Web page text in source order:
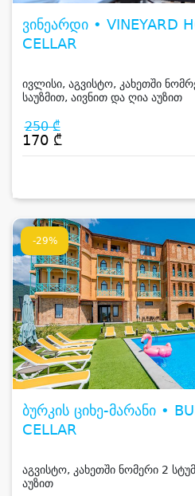
ვინეარდი • VINEYARD
CELLAR
ივლისი, აგვისტო, კახეთში
საუზმით, აივნით და ღია აუზით
250 ₾
170 ₾
-29%
ბურკის ციხე-მარანი •
CELLAR
აგვისტო, კახეთში ნომერი 2
აუზით